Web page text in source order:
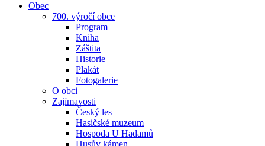
Obec
700. výročí obce
Program
Kniha
Záštita
Historie
Plakát
Fotogalerie
O obci
Zajímavosti
Český les
Hasičské muzeum
Hospoda U Hadamů
Husův kámen